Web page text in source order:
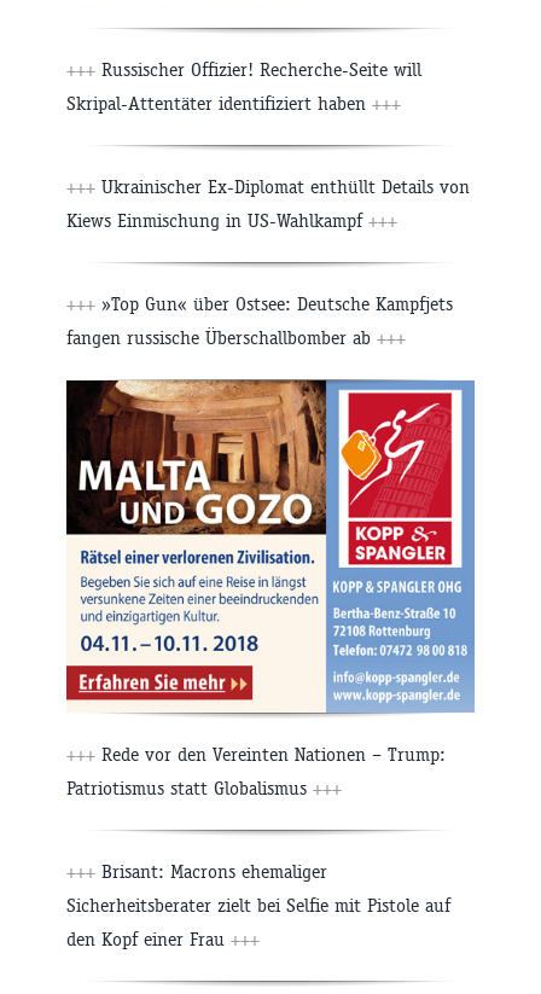
+++ Russischer Offizier! Recherche-Seite will
Skripal-Attentäter identifiziert haben +++
+++ Ukrainischer Ex-Diplomat enthüllt Details von
Kiews Einmischung in US-Wahlkampf +++
+++ »Top Gun« über Ostsee: Deutsche Kampfjets
fangen russische Überschallbomber ab +++
+++ Rede vor den Vereinten Nationen – Trump:
Patriotismus statt Globalismus +++
+++ Brisant: Macrons ehemaliger
Sicherheitsberater zielt bei Selfie mit Pistole auf
den Kopf einer Frau +++